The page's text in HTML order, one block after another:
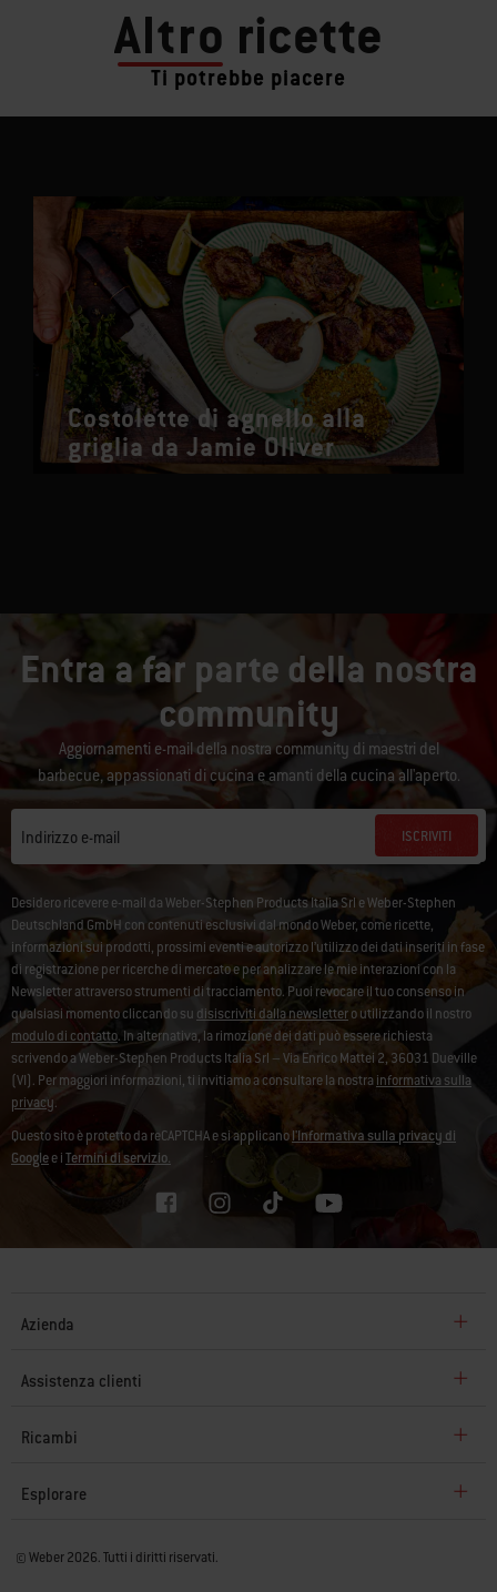
Altro ricette
Ti potrebbe piacere
Costolette di agnello alla
griglia da Jamie Oliver
Entra a far parte della nostra
community
Aggiornamenti e-mail della nostra community di maestri del
barbecue, appassionati di cucina e amanti della cucina all'aperto.
Indirizzo e-mail ISCRIVITI
Desidero ricevere e-mail da Weber-Stephen Products Italia Srl e Weber-Stephen
Deutschland GmbH con contenuti esclusivi dal mondo Weber, come ricette,
informazioni sui prodotti, prossimi eventi e autorizzo l’utilizzo dei dati inseriti in fase
di registrazione per ricerche di mercato e per analizzare le mie interazioni con la
Newsletter attraverso strumenti di tracciamento. Puoi revocare il tuo consenso in
qualsiasi momento cliccando su disiscriviti dalla newslettero utilizzando il nostro
modulo di contatto. In alternativa, la rimozione dei dati può essere richiesta
scrivendo a Weber-Stephen Products Italia Srl – Via Enrico Mattei 2, 36031 Dueville
(VI). Per maggiori informazioni, ti invitiamo a consultare la nostra informativa sulla
privacy.
Questo sito è protetto da reCAPTCHA e si applicanol'Informativa sulla privacy di
Googlee iTermini di servizio.
Azienda
Assistenza clienti
Ricambi
Esplorare
© Weber 2026. Tutti i diritti riservati.